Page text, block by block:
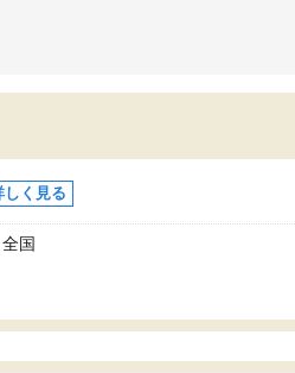
用した単語帳の共有があ
される形でした。
がお辞めになると言う事で
り、あまりに短期での変
う事にして退会しました。
内容や講師の方は良かっ
ます。講
しく見る
全国